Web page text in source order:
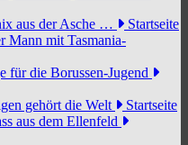
aus der Asche …
Startseite
Mann mit Tasmania-
für die Borussen-Jugend
gehört die Welt
Startseite
aus dem Ellenfeld